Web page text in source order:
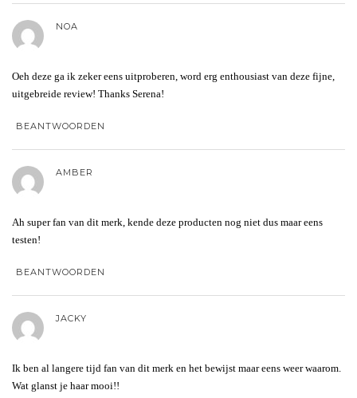
NOA
Oeh deze ga ik zeker eens uitproberen, word erg enthousiast van deze fijne,
uitgebreide review! Thanks Serena!
BEANTWOORDEN
AMBER
Ah super fan van dit merk, kende deze producten nog niet dus maar eens
testen!
BEANTWOORDEN
JACKY
Ik ben al langere tijd fan van dit merk en het bewijst maar eens weer waarom.
Wat glanst je haar mooi!!